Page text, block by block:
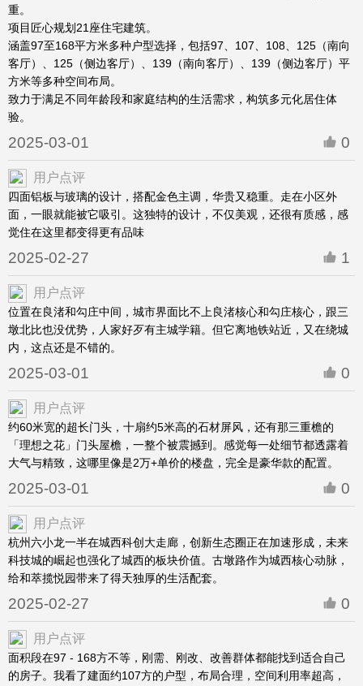
重。
项目匠心规划21座住宅建筑。
涵盖97至168平方米多种户型选择，包括97、107、108、125（南向
客厅）、125（侧边客厅）、139（南向客厅）、139（侧边客厅）平
方米等多种空间布局。
致力于满足不同年龄段和家庭结构的生活需求，构筑多元化居住体
验。
2025-03-01 0
用户点评
四面铝板与玻璃的设计，搭配金色主调，华贵又稳重。走在小区外
面，一眼就能被它吸引。这独特的设计，不仅美观，还很有质感，感
觉住在这里都变得更有品味
2025-02-27 1
用户点评
位置在良渚和勾庄中间，城市界面比不上良渚核心和勾庄核心，跟三
墩北比也没优势，人家好歹有主城学籍。但它离地铁站近，又在绕城
内，这点还是不错的。
2025-03-01 0
用户点评
约60米宽的超长门头，十扇约5米高的石材屏风，还有那三重檐的
「理想之花」门头屋檐，一整个被震撼到。感觉每一处细节都透露着
大气与精致，这哪里像是2万+单价的楼盘，完全是豪华款的配置。
2025-03-01 0
用户点评
杭州六小龙一半在城西科创大走廊，创新生态圈正在加速形成，未来
科技城的崛起也强化了城西的板块价值。古墩路作为城西核心动脉，
给和萃揽悦园带来了得天独厚的生活配套。
2025-02-27 0
用户点评
面积段在97 - 168方不等，刚需、刚改、改善群体都能找到适合自己
的房子。我看了建面约107方的户型，布局合理，空间利用率超高，